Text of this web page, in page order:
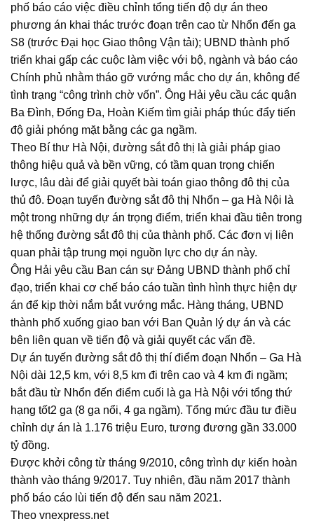
phố báo cáo việc điều chỉnh tổng tiến độ dự án theo
phương án khai thác trước đoạn trên cao từ Nhổn đến ga
S8 (trước Đại học Giao thông Vận tải); UBND thành phố
triển khai gấp các cuộc làm việc với bộ, ngành và báo cáo
Chính phủ nhằm tháo gỡ vướng mắc cho dự án, không để
tình trạng “công trình chờ vốn”. Ông Hải yêu cầu các quận
Ba Đình, Đống Đa, Hoàn Kiếm tìm giải pháp thúc đẩy tiến
độ giải phóng mặt bằng các ga ngầm.
Theo Bí thư Hà Nội, đường sắt đô thị là giải pháp giao
thông hiệu quả và bền vững, có tầm quan trọng chiến
lược, lâu dài để giải quyết bài toán giao thông đô thị của
thủ đô. Đoạn tuyến đường sắt đô thị Nhổn – ga Hà Nội là
một trong những dự án trọng điểm, triển khai đầu tiên trong
hệ thống đường sắt đô thị của thành phố. Các đơn vị liên
quan phải tập trung mọi nguồn lực cho dự án này.
Ông Hải yêu cầu Ban cán sự Đảng UBND thành phố chỉ
đạo, triển khai cơ chế báo cáo tuần tình hình thực hiện dự
án để kịp thời nắm bắt vướng mắc. Hàng tháng, UBND
thành phố xuống giao ban với Ban Quản lý dự án và các
bên liên quan về tiến độ và giải quyết các vấn đề.
Dự án tuyến đường sắt đô thị thí điểm đoạn Nhổn – Ga Hà
Nội dài 12,5 km, với 8,5 km đi trên cao và 4 km đi ngầm;
bắt đầu từ Nhổn đến điểm cuối là ga Hà Nội với tổng thứ
hạng tốt2 ga (8 ga nổi, 4 ga ngầm). Tổng mức đầu tư điều
chỉnh dự án là 1.176 triệu Euro, tương đương gần 33.000
tỷ đồng.
Được khởi công từ tháng 9/2010, công trình dự kiến hoàn
thành vào tháng 9/2017. Tuy nhiên, đầu năm 2017 thành
phố báo cáo lùi tiến độ đến sau năm 2021.
Theo vnexpress.net